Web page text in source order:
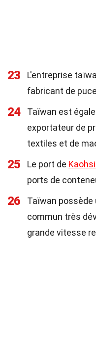
23
L'entreprise
fabricant de
24
Taïwan est
exportateur de
textiles et de
25 Le port de
ports de
26
Taïwan
commun très
grande vitesse